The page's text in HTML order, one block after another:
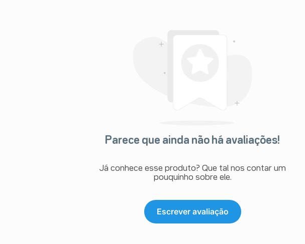
Parece que ainda não há avaliações!
Já conhece esse produto? Que tal nos contar um
pouquinho sobre ele.
Escrever avaliação